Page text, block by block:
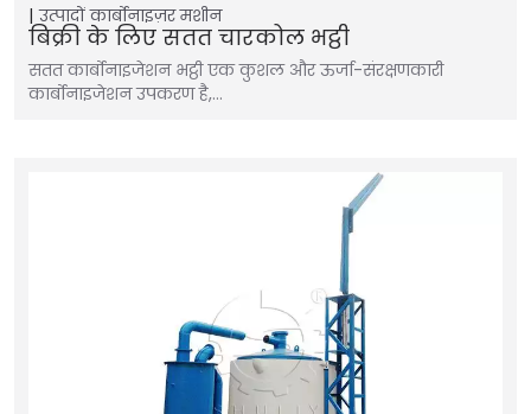
उत्पादों कार्बोनाइज़र मशीन
बिक्री के लिए सतत चारकोल भट्ठी
सतत कार्बोनाइजेशन भट्ठी एक कुशल और ऊर्जा-संरक्षणकारी
कार्बोनाइजेशन उपकरण है,…